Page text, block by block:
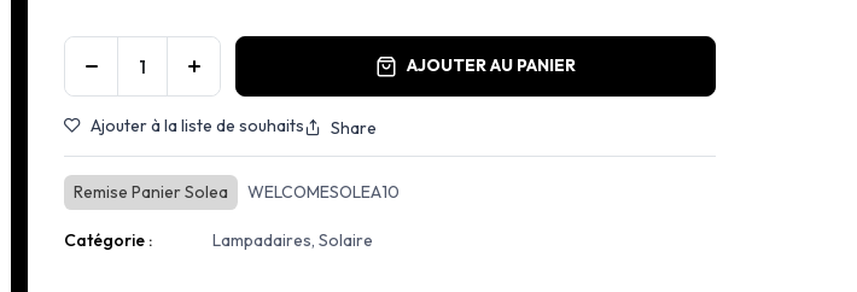
AJOUTER AU PANIER
Ajouter à la liste de souhaits Share
Remise Panier Solea WELCOMESOLEA10
Catégorie : Lampadaires, Solaire